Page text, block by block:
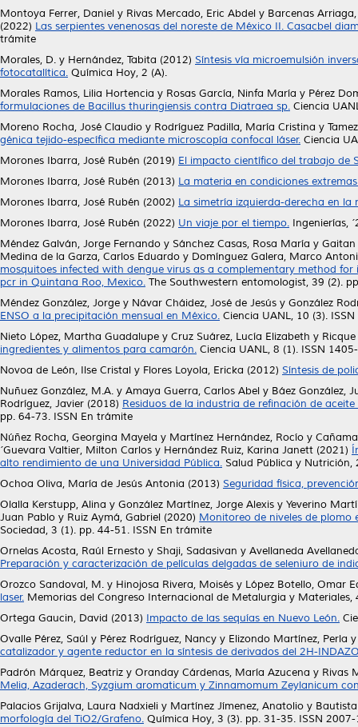
Montoya Ferrer, Daniel y Rivas Mercado, Eric Abdel y Barcenas
(2022) Las serpientes venenosas del noreste de México II. Casacbel
trámite
Morales, D. y Hernández, Tabita (2012) Síntesis vía microemulsión
fotocatalítica. Química Hoy, 2 (A).
Morales Ramos, Lilia Hortencia y Rosas García, Ninfa María y Pérez
formulaciones de Bacillus thuringiensis contra Diatraea sp. Ciencia
Moreno Rocha, José Claudio y Rodríguez Padilla, María Cristina y
génica tejido-específica mediante microscopía confocal láser. Ciencia
Morones Ibarra, José Rubén (2019) El impacto científico del trabajo de
Morones Ibarra, José Rubén (2013) La materia en condiciones
Morones Ibarra, José Rubén (2002) La simetría izquierda-derecha en la
Morones Ibarra, José Rubén (2022) Un viaje por el tiempo. Ingenierías,
Méndez Galván, Jorge Fernando y Sánchez Casas, Rosa María y Gaitan
Medina de la Garza, Carlos Eduardo y Domínguez Galera, Marco
mosquitoes infected with dengue virus as a complementary method
pcr in Quintana Roo, Mexico. The Southwestern entomologist, 39 (2).
Méndez González, Jorge y Návar Cháidez, José de Jesús y González
ENSO a la precipitación mensual en México. Ciencia UANL, 10 (3).
Nieto López, Martha Guadalupe y Cruz Suárez, Lucía Elizabeth y
ingredientes y alimentos para camarón. Ciencia UANL, 8 (1). ISSN
Novoa de León, Ilse Cristal y Flores Loyola, Ericka (2012) Síntesis de
Nuñuez González, M.A. y Amaya Guerra, Carlos Abel y Báez González,
Rodríguez, Javier (2018) Residuos de la industria de refinación de
pp. 64-73. ISSN En trámite
Núñez Rocha, Georgina Mayela y Martínez Hernández, Rocío y
´Guevara Valtier, Milton Carlos y Hernández Ruiz, Karina Janett (2021)
alto rendimiento de una Universidad Pública. Salud Pública y Nutrición,
Ochoa Oliva, María de Jesús Antonia (2013) Seguridad física,
Olalla Kerstupp, Alina y González Martínez, Jorge Alexis y Yeverino
Juan Pablo y Ruiz Aymá, Gabriel (2020) Monitoreo de niveles de plomo
Sociedad, 3 (1). pp. 44-51. ISSN En trámite
Ornelas Acosta, Raúl Ernesto y Shaji, Sadasivan y Avellaneda
Preparación y caracterización de películas delgadas de seleniuro de
Orozco Sandoval, M. y Hinojosa Rivera, Moisés y López Botello, Omar
laser. Memorias del Congreso Internacional de Metalurgia y Materiales,
Ortega Gaucin, David (2013) Impacto de las sequías en Nuevo León.
Ovalle Pérez, Saúl y Pérez Rodríguez, Nancy y Elizondo Martínez, Perla
catalizador y agente reductor en la síntesis de derivados del 2H-
Padrón Márquez, Beatriz y Oranday Cárdenas, María Azucena y Rivas
Melia, Azaderach, Syzgium aromaticum y Zinnamomum Zeylanicum
Palacios Grijalva, Laura Nadxieli y Martínez Jímenez, Anatolio y
morfología del TiO2/Grafeno. Química Hoy, 3 (3). pp. 31-35. ISSN